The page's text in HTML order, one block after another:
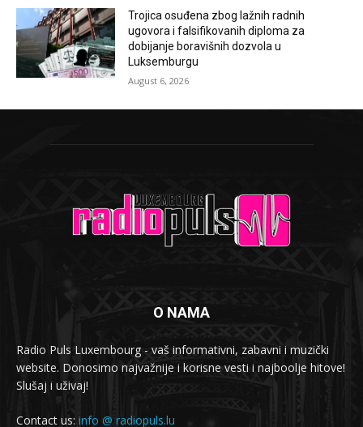
Trojica osuđena zbog lažnih radnih
ugovora i falsifikovanih diploma za
dobijanje boravišnih dozvola u
Luksemburgu
August 6, 2026
O NAMA
Radio Puls Luxembourg - vaš informativni, zabavni i muzički
website. Donosimo najvažnije i korisne vesti i najboolje hitove!
Slušaj i uživaj!
Contact us: info @ radiopuls.lu